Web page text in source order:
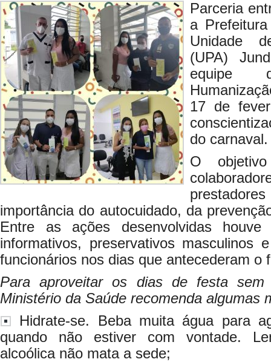
Parceria
a
Unidade
(UPA)
equipe
17 de
do carnaval.
O
importância do autocuidado, da
Entre as ações desenvolvidas
informativos, preservativos masculinos
funcionários nos dias que antecederam o
Para aproveitar os dias de festa
Ministério da Saúde recomenda algumas
Hidrate-se. Beba muita água para
quando não estiver com vontade.
alcoólica não mata a sede;